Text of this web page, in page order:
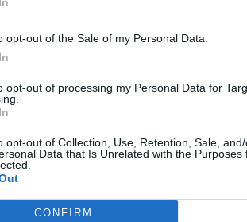
opt-out of the Sale of my Personal Data.
opt-out of processing my Personal Data for
opt-out of Collection, Use, Retention, Sale,
Data that Is Unrelated with the Purposes
CONFIRM
en el actual —el de la IA— el papel de
a menudo con el de los políticos
con el de la democracia. También
toda la información sobre la nube
en la sociedad y quien controla
que en 1957 ya eran nucleares:
decisiones que toman son
tecnología.